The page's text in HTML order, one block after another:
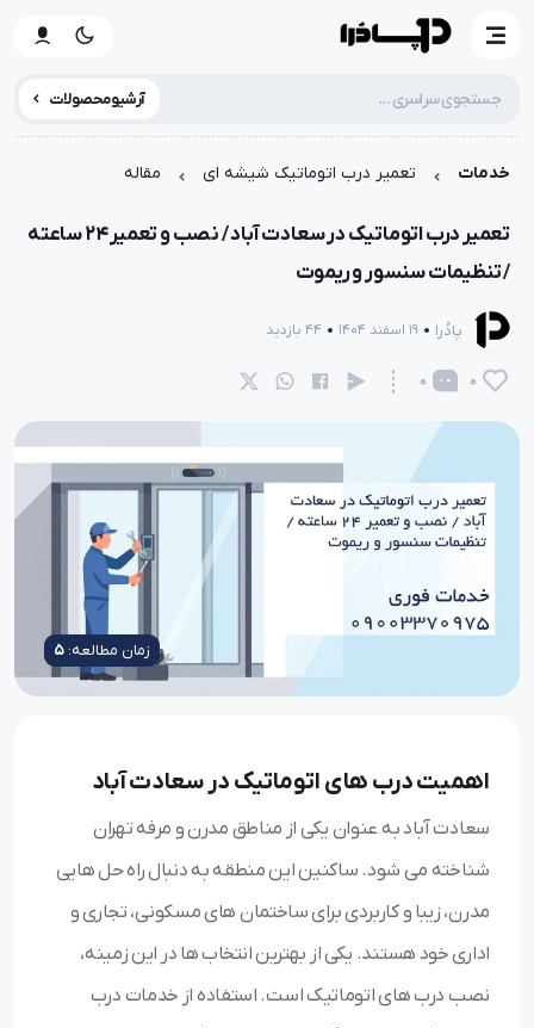
آرشیو محصولات
خدمات تعمیر درب اتوماتیک شیشه ای مقاله
تعمیر درب اتوماتیک در سعادت آباد / نصب و تعمیر ۲۴ ساعته
/ تنظیمات سنسور و ریموت
پادُرا 19 اسفند 1404 44 بازدید
0
0
زمان مطالعه: 5
اهمیت درب های اتوماتیک در سعادت آباد
سعادت آباد به عنوان یکی از مناطق مدرن و مرفه تهران
شناخته می شود. ساکنین این منطقه به دنبال راه حل هایی
مدرن، زیبا و کاربردی برای ساختمان های مسکونی، تجاری و
اداری خود هستند. یکی از بهترین انتخاب ها در این زمینه،
نصب درب های اتوماتیک است. استفاده از خدمات درب